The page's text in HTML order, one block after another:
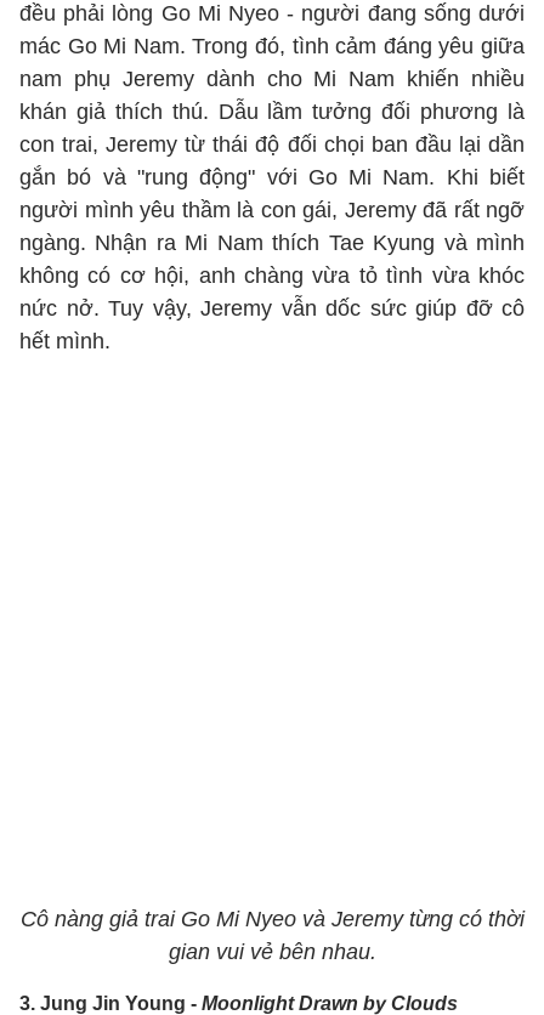
đều phải lòng Go Mi Nyeo - người đang sống dưới
mác Go Mi Nam. Trong đó, tình cảm đáng yêu giữa
nam phụ Jeremy dành cho Mi Nam khiến nhiều
khán giả thích thú. Dẫu lầm tưởng đối phương là
con trai, Jeremy từ thái độ đối chọi ban đầu lại dần
gắn bó và "rung động" với Go Mi Nam. Khi biết
người mình yêu thầm là con gái, Jeremy đã rất ngỡ
ngàng. Nhận ra Mi Nam thích Tae Kyung và mình
không có cơ hội, anh chàng vừa tỏ tình vừa khóc
nức nở. Tuy vậy, Jeremy vẫn dốc sức giúp đỡ cô
hết mình.
Cô nàng giả trai Go Mi Nyeo và Jeremy từng có thời
gian vui vẻ bên nhau.
3. Jung Jin Young - Moonlight Drawn by Clouds